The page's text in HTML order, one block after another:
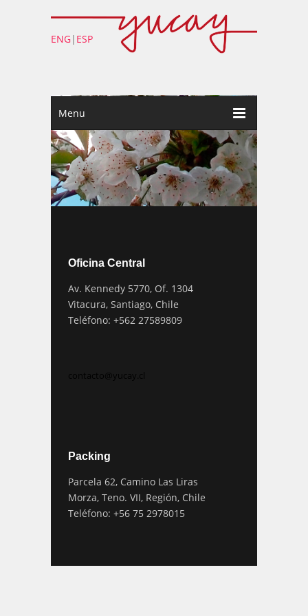
ENG| ESP
Menu
Oficina Central
Av. Kennedy 5770, Of. 1304
Vitacura, Santiago, Chile
Teléfono: +562 27589809
contacto@yucay.cl
Packing
Parcela 62, Camino Las Liras
Morza, Teno. VII, Región, Chile
Teléfono: +56 75 2978015